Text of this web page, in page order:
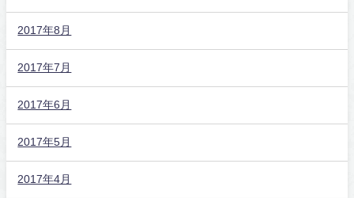
2017年8月
2017年7月
2017年6月
2017年5月
2017年4月